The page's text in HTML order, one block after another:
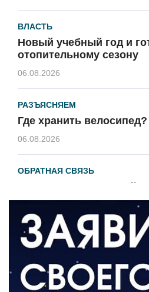
ВЛАСТЬ
Новый учебный год и
отопительному сезону
06.08.2026
РАЗЪЯСНЯЕМ
Где хранить велосипед?
06.08.2026
ОБРАТНАЯ СВЯЗЬ
Администрация онлайн
ВЛАСТЬ
День памяти и
06.08.2026